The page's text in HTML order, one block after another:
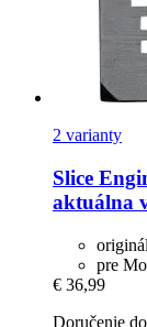
2 varianty
Slice
aktuálna
pre
€ 36,99
Doručenie